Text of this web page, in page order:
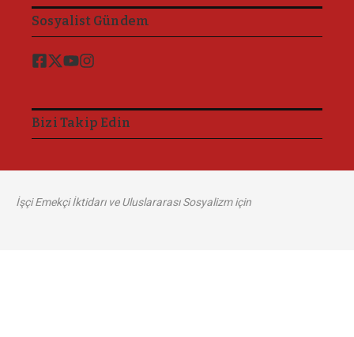
Sosyalist Gündem
Bizi Takip Edin
İşçi Emekçi İktidarı ve Uluslararası Sosyalizm için